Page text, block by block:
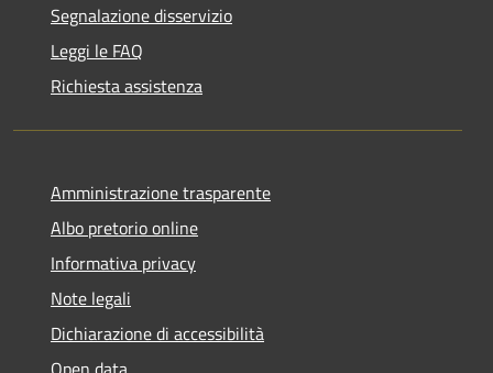
Segnalazione disservizio
Leggi le FAQ
Richiesta assistenza
Amministrazione trasparente
Albo pretorio online
Informativa privacy
Note legali
Dichiarazione di accessibilità